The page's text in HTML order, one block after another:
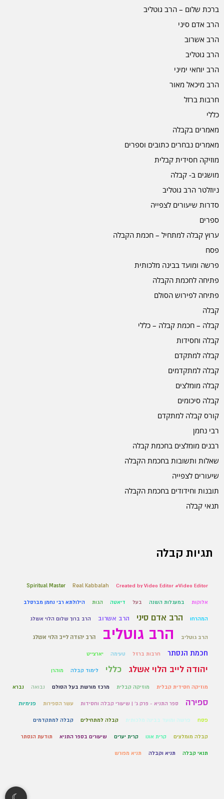
ברכת שלום – הרב גוטליב
הרב אדם סיני
הרב אשרוב
הרב גוטליב
הרב יוחאי ימיני
הרב מיכאל מאור
חרבות ברזל
כללי
מאמרים בקבלה
מאמרים נבחרים כתובים וספרים
מוזיקה חסידית קבלית
מושגים ב- קבלה
ניוזלטר הרב גוטליב
סדרות שיעורים לצפייה
ספרים
ערוץ קבלה למתחיל – חכמת הקבלה
פסח
פרשה ומועד בבינה מלכותית
פתיחה לחכמת הקבלה
פתיחה לפירוש הסולם
קבלה
קבלה – חכמת קבלה – כללי
קבלה וחסידות
קבלה למתקדם
קבלה למתקדמים
קבלה מומלצים
קבלה סיכומים
קורס קבלה למתקדם
רבי נחמן
רבנים מומלצים בחכמת קבלה
שאלות ותשובות בחכמת הקבלה
שיעורים לצפייה
תובנות וחידודים בחכמת הקבלה
תנאי קבלה
תגיות קבלה
Created by Video Editor #Video Editor
Real Kabbalah
Spiritual Master
אלוקות במעגלות השנה בעל דיאטה הגות הילולתא רבי נחמן מברסלב
המהרחו הרב אדם סיני הרב אשרוב הרב ברוך שלום הלוי אשלג
הרב גוטליב הרב גוטליב הרב יהודה לייב הלוי אשלג
חכמת הנסתר חרבות ברזל טעימה יארצייט
יהודה לייב הלוי אשלג כללי לימוד קבלה מוהרן
מוזיקה חסידית קבלית מוזיקה קבלית מרכז מורשת בעל הסולם נבואה נברא
ספירה ספר התניא - פרק ג' | שיעורי קבלה וחסידות עשר הספירות פנימיות
פסח פרשה ומועד בבינה מלכותית קבלה למתחילים קבלה למתקדמים
קבלה מומלצים קרית אונו קרית יערים שיעורים בספר התניא תודעת הנסתר
תנאי קבלה תניא וקבלה תניא מפורש